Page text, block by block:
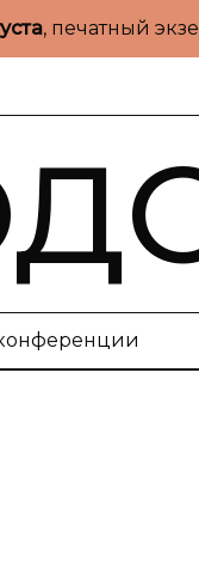
, печатный